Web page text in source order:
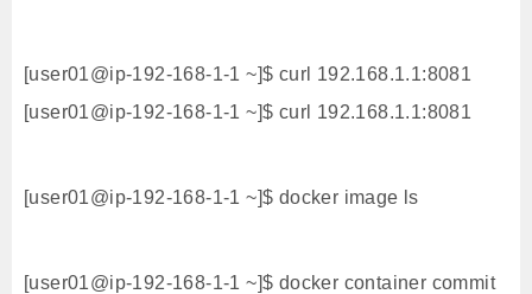
[user01@ip-192-168-1-1 ~]$ curl 192.168.1.1:8081
[user01@ip-192-168-1-1 ~]$ curl 192.168.1.1:8081
[user01@ip-192-168-1-1 ~]$ docker image ls
[user01@ip-192-168-1-1 ~]$ docker container commit